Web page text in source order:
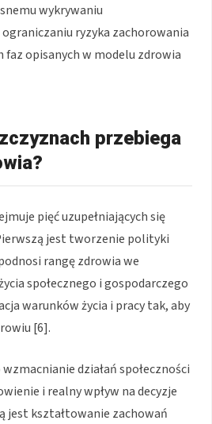
wykrywaniu
ryzyka zachorowania
opisanych w modelu zdrowia
przebiega
pięć uzupełniających się
jest tworzenie polityki
rangę zdrowia we
społecznego i gospodarczego
warunków życia i pracy tak, aby
[6].
działań społeczności
i realny wpływ na decyzje
jest kształtowanie zachowań